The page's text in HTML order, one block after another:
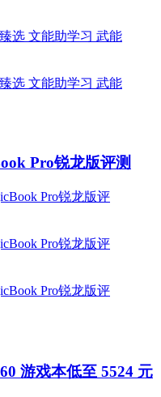
Pro锐龙版评测
游戏本低至 5524 元